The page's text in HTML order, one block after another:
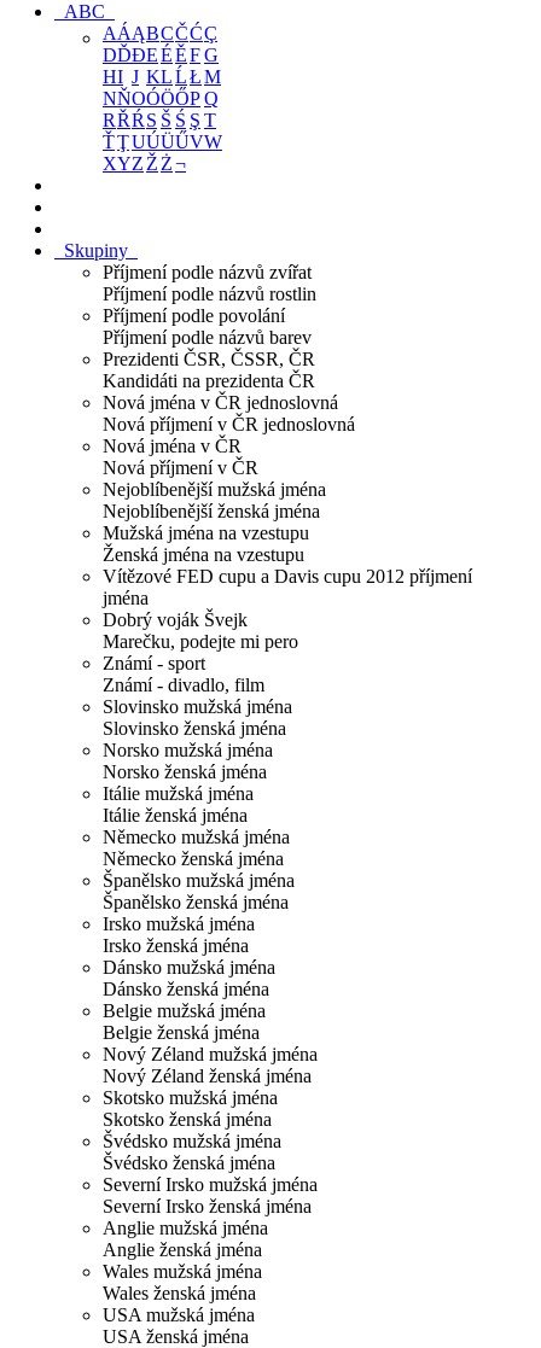
ABC
AÁĄBCČĆÇ
DĎĐEÉĚFG
HI J KLĹŁM
NŇOÓÖŐPQ
RŘŔ S Š Ś Ş T
ŤŢUÚÜŰVW
XYZ Ž Ż¬
Skupiny
Příjmení podle názvů zvířat
Příjmení podle názvů rostlin
Příjmení podle povolání
Příjmení podle názvů barev
Prezidenti ČSR, ČSSR, ČR
Kandidáti na prezidenta ČR
Nová jména v ČR jednoslovná
Nová příjmení v ČR jednoslovná
Nová jména v ČR
Nová příjmení v ČR
Nejoblíbenější mužská jména
Nejoblíbenější ženská jména
Mužská jména na vzestupu
Ženská jména na vzestupu
Vítězové FED cupu a Davis cupu 2012 příjmení
jména
Dobrý voják Švejk
Marečku, podejte mi pero
Známí - sport
Známí - divadlo, film
Slovinsko mužská jména
Slovinsko ženská jména
Norsko mužská jména
Norsko ženská jména
Itálie mužská jména
Itálie ženská jména
Německo mužská jména
Německo ženská jména
Španělsko mužská jména
Španělsko ženská jména
Irsko mužská jména
Irsko ženská jména
Dánsko mužská jména
Dánsko ženská jména
Belgie mužská jména
Belgie ženská jména
Nový Zéland mužská jména
Nový Zéland ženská jména
Skotsko mužská jména
Skotsko ženská jména
Švédsko mužská jména
Švédsko ženská jména
Severní Irsko mužská jména
Severní Irsko ženská jména
Anglie mužská jména
Anglie ženská jména
Wales mužská jména
Wales ženská jména
USA mužská jména
USA ženská jména